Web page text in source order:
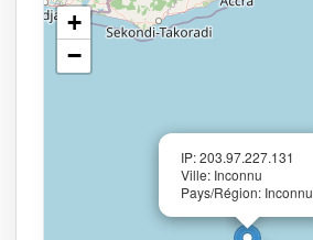
IP: 203.97.227.131
Ville: Inconnu
Pays/Région: Inconnu
+
−